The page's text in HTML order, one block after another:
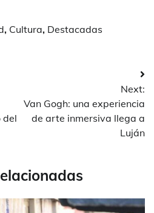
, Cultura, Destacadas
del
Next:
Van Gogh: una experiencia
de arte inmersiva llega a
Luján